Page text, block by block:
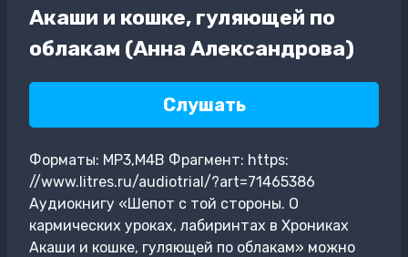
Акаши и кошке, гуляющей по
облакам (Анна Александрова)
Слушать
Форматы: MP3,M4B Фрагмент: https:
//www.litres.ru/audiotrial/?art=71465386
Аудиокнигу «Шепот с той стороны. О
кармических уроках, лабиринтах в Хрониках
Акаши и кошке, гуляющей по облакам» можно